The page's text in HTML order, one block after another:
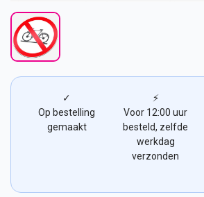
✓
Op bestelling
gemaakt
⚡
Voor 12:00 uur
besteld, zelfde
werkdag
verzonden